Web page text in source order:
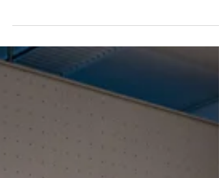
ラザ・アートアワード受賞者招待展』 (後期)